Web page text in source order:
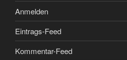
Anmelden
Eintrags-Feed
Kommentar-Feed